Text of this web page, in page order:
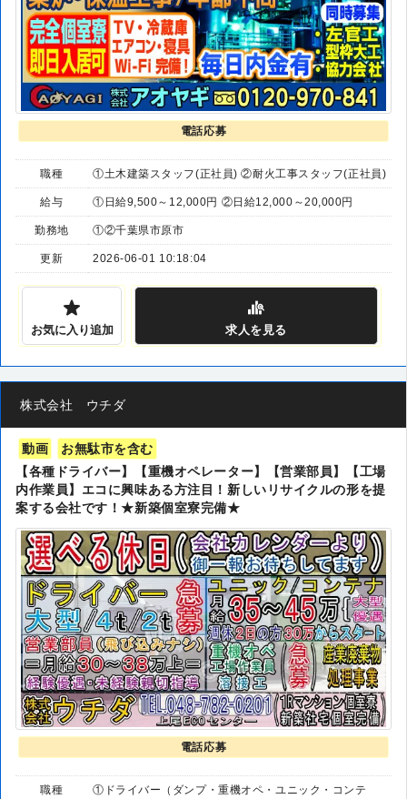
電話応募
職種 ①土木建築スタッフ(正社員) ②耐火工事スタッフ(正社員)
給与 ①日給9,500～12,000円 ②日給12,000～20,000円
勤務地 ①②千葉県市原市
更新 2026-06-01 10:18:04
お気に入り追加 求人 を見る
株式会社 ウチダ
動画
お無駄市を含む
【各種ドライバー】【重機オペレーター】【営業部員】【工場
内作業員】エコに興味ある方注目！新しいリサイクルの形を提
案する会社です！★新築個室寮完備★
電話応募
職種
①ドライバー（ダンプ・重機オペ・ユニック・コンテ